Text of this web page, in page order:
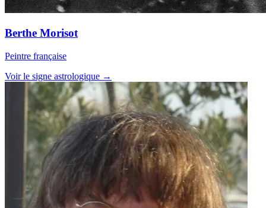
Berthe Morisot
Peintre française
Voir le signe astrologique →